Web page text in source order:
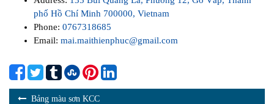
phố Hồ Chí Minh 700000, Vietnam
Phone: 0767318685
Email: mai.maithienphuc@gmail.com
Bảng màu sơn KCC